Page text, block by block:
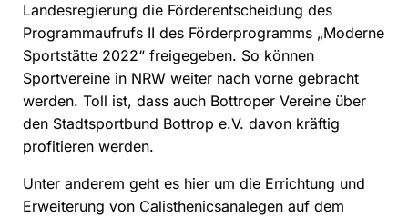
Landesregierung die Förderentscheidung des
Programmaufrufs II des Förderprogramms „Moderne
Sportstätte 2022“ freigegeben. So können
Sportvereine in NRW weiter nach vorne gebracht
werden. Toll ist, dass auch Bottroper Vereine über
den Stadtsportbund Bottrop e.V. davon kräftig
profitieren werden.
Unter anderem geht es hier um die Errichtung und
Erweiterung von Calisthenicsanalegen auf dem